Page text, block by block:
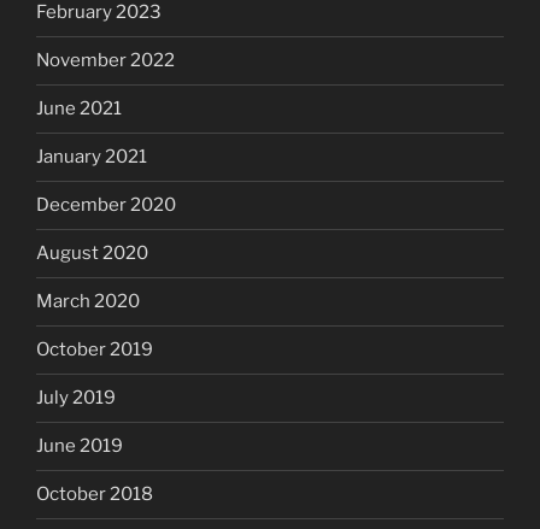
February 2023
November 2022
June 2021
January 2021
December 2020
August 2020
March 2020
October 2019
July 2019
June 2019
October 2018